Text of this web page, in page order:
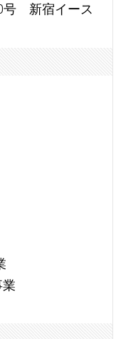
号 新宿イース